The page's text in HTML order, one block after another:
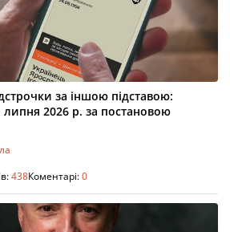
за іншою підставою:
липня 2026 р. за постановою
438Коментарі:0